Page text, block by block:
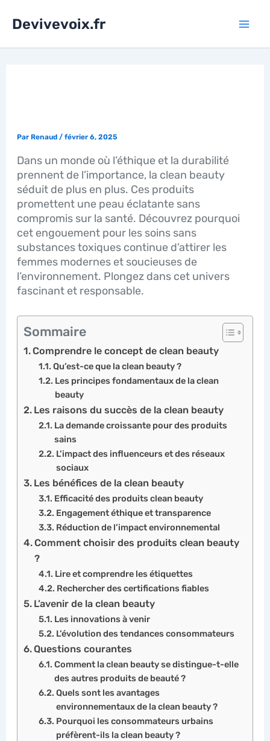
Devivevoix.fr
Par Renaud / février 6, 2025
Dans un monde où l’éthique et la durabilité
prennent de l’importance, la clean beauty
séduit de plus en plus. Ces produits
promettent une peau éclatante sans
compromis sur la santé. Découvrez pourquoi
cet engouement pour les soins sans
substances toxiques continue d’attirer les
femmes modernes et soucieuses de
l’environnement. Plongez dans cet univers
fascinant et responsable.
Sommaire
Comprendre le concept de clean beauty
Qu’est-ce que la clean beauty ?
Les principes fondamentaux de la clean
beauty
Les raisons du succès de la clean beauty
La demande croissante pour des produits
sains
L’impact des influenceurs et des réseaux
sociaux
Les bénéfices de la clean beauty
Efficacité des produits clean beauty
Engagement éthique et transparence
Réduction de l’impact environnemental
Comment choisir des produits clean beauty
?
Lire et comprendre les étiquettes
Rechercher des certifications fiables
L’avenir de la clean beauty
Les innovations à venir
L’évolution des tendances consommateurs
Questions courantes
Comment la clean beauty se distingue-t-elle
des autres produits de beauté ?
Quels sont les avantages
environnementaux de la clean beauty ?
Pourquoi les consommateurs urbains
préfèrent-ils la clean beauty ?